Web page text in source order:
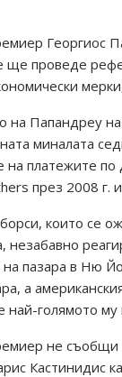
Георгиос
ще проведе
на Папандреу
миналата
на платежите по
през 2008 г.
които се
незабавно
на пазара в Ню
а
най-голямото
не съобщи
Кастинидис